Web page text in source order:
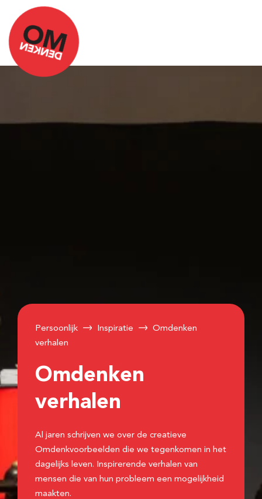
Persoonlijk Inspiratie
Omdenken
verhalen
Omdenken
verhalen
Al jaren schrijven we over de creatieve
Omdenkvoorbeelden die we tegenkomen in het
dagelijks leven. Inspirerende verhalen van
mensen die van hun probleem een mogelijkheid
maakten.